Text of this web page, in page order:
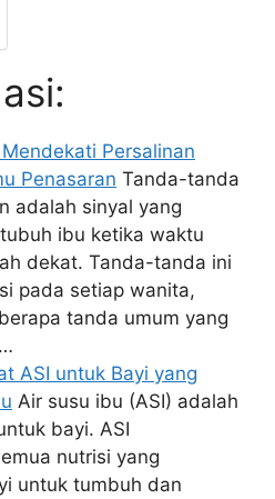
Persalinan
Penasaran Tanda-tanda
adalah sinyal yang
ibu ketika waktu
dekat. Tanda-tanda ini
pada setiap wanita,
tanda umum yang
ASI untuk Bayi yang
Air susu ibu (ASI) adalah
bayi. ASI
nutrisi yang
untuk tumbuh dan